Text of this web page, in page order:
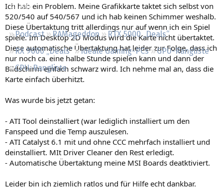
Regeln
Podcast RAMageddon
RTX 5000 „Deals“
RX 9000 „Deals“
Ideale Gaming-PCs
GPU-Rangliste
CPU-Rangliste
Ich hab ein Problem. Meine Grafikkarte taktet sich selbst von
520/540 auf 540/567 und ich hab keinen Schimmer weshalb.
Diese Übertaktung tritt allerdings nur auf wenn ich ein Spiel
spiele. Im Desktop 2D Modus wird die Karte nicht übertaktet.
Diese automatische Übertaktung hat leider zur Folge, dass ich
nur noch ca. eine halbe Stunde spielen kann und dann der
Bildschirm einfach schwarz wird. Ich nehme mal an, dass die
Karte einfach überhitzt.
Was wurde bis jetzt getan:
- ATI Tool deinstalliert (war lediglich installiert um den
Fanspeed und die Temp auszulesen.
- ATI Catalyst 6.1 mit und ohne CCC mehrfach installiert und
deinstalliert. MIt Driver Cleaner den Rest erledigt.
- Automatische Übertaktung meine MSI Boards deatktiviert.
Leider bin ich ziemlich ratlos und für Hilfe echt dankbar.